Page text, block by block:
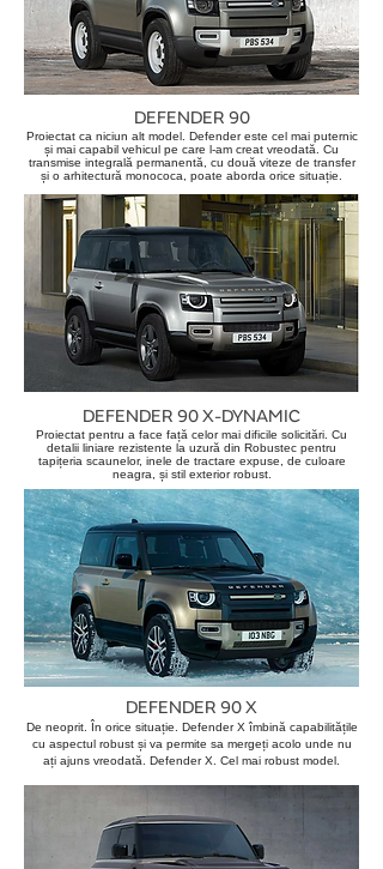
DEFENDER 90
Proiectat ca niciun alt model. Defender este cel mai puternic
și mai capabil vehicul pe care l-am creat vreodată. Cu
transmise integrală permanentă, cu două viteze de transfer
și o arhitectură monococa, poate aborda orice situație.
DEFENDER 90 X-DYNAMIC
Proiectat pentru a face față celor mai dificile solicitări. Cu
detalii liniare rezistente la uzură din Robustec pentru
tapițeria scaunelor, inele de tractare expuse, de culoare
neagra, și stil exterior robust.
DEFENDER 90 X
De neoprit. În orice situație. Defender X îmbină capabilitățile
cu aspectul robust și va permite sa mergeți acolo unde nu
ați ajuns vreodată. Defender X. Cel mai robust model.